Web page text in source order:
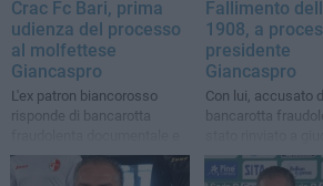
Crac Fc Bari, prima
udienza del processo
al molfettese
Giancaspro
L'ex patron biancorosso
risponde di bancarotta
falso in bilancio. Oggi la
prima udienza
Fallimento
1908, a
presidente
Giancaspro
Con lui, accusato
bancarotta
anche la
Giuliani. Stralciata